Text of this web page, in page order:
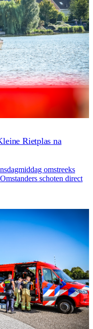
Rietplas na
omstreeks
schoten direct